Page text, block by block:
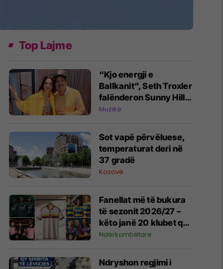
Top Lajme
“Kjo energji e
Ballkanit", Seth Troxler
falënderon Sunny Hill
Festival pas paraqitjes
Muzikë
Sot vapë përvëluese,
temperaturat deri në
37 gradë
Kosovë
Fanellat më të bukura
të sezonit 2026/27 –
këto janë 20 klubet që
spikatën me dizajnin e
Ndërkombëtare
Ndryshon regjimi i